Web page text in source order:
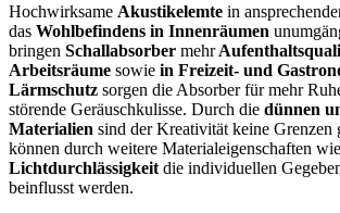
Hochwirksame Akustikelemte in
das Wohlbefindens in Innenräumen
bringen Schallabsorber mehr
Arbeitsräume sowie in Freizeit- und
Lärmschutz sorgen die Absorber für mehr
störende Geräuschkulisse. Durch die dünnen
Materialien sind der Kreativität keine Grenzen
können durch weitere Materialeigenschaften wie
Lichtdurchlässigkeit die individuellen
beinflusst werden.